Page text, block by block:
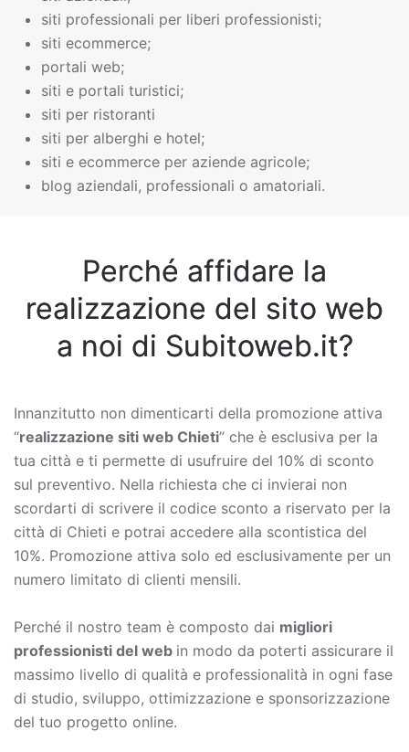
siti professionali per liberi professionisti;
siti ecommerce;
portali web;
siti e portali turistici;
siti per ristoranti
siti per alberghi e hotel;
siti e ecommerce per aziende agricole;
blog aziendali, professionali o amatoriali.
Perché affidare la
realizzazione del sito web
a noi di Subitoweb.it?
Innanzitutto non dimenticarti della promozione attiva
“realizzazione siti web Chieti” che è esclusiva per la
tua città e ti permette di usufruire del 10% di sconto
sul preventivo. Nella richiesta che ci invierai non
scordarti di scrivere il codice sconto a riservato per la
città di Chieti e potrai accedere alla scontistica del
10%. Promozione attiva solo ed esclusivamente per un
numero limitato di clienti mensili.
Perché il nostro team è composto dai migliori
professionisti del web in modo da poterti assicurare il
massimo livello di qualità e professionalità in ogni fase
di studio, sviluppo, ottimizzazione e sponsorizzazione
del tuo progetto online.